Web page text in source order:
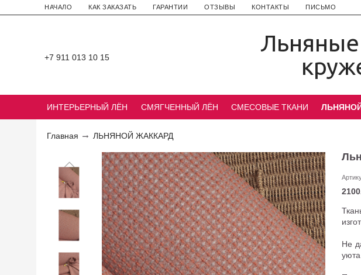
НАЧАЛО КАК ЗАКАЗАТЬ ГАРАНТИИ ОТЗЫВЫ КОНТАКТЫ ПИСЬМО
+7 911 013 10 15
ИНТЕРЬЕРНЫЙ ЛЁН СМЯГЧЕННЫЙ ЛЁН СМЕСОВЫЕ ТКАНИ
Главная ЛЬНЯНОЙ ЖАККАРД
Не
уюта